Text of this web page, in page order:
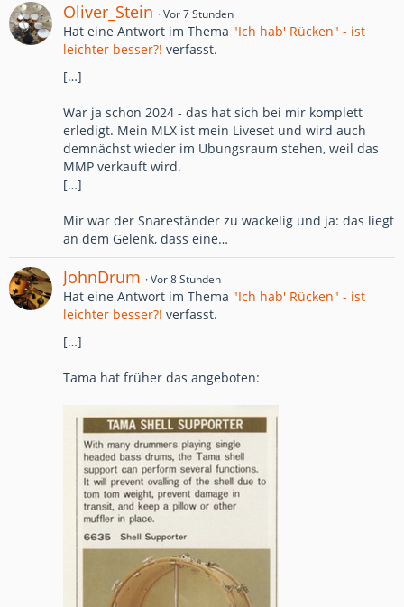
Oliver_Stein Vor 7 Stunden
Hat eine Antwort im Thema "Ich hab' Rücken" - ist
leichter besser?! verfasst.
[…]
War ja schon 2024 - das hat sich bei mir komplett
erledigt. Mein MLX ist mein Liveset und wird auch
demnächst wieder im Übungsraum stehen, weil das
MMP verkauft wird.
[…]
Mir war der Snareständer zu wackelig und ja: das liegt
an dem Gelenk, dass eine…
JohnDrum Vor 8 Stunden
Hat eine Antwort im Thema "Ich hab' Rücken" - ist
leichter besser?! verfasst.
[…]
Tama hat früher das angeboten: